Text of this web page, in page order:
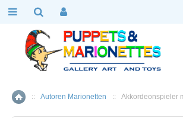
Home
:: Autoren Marionetten :: Akkordeonspieler